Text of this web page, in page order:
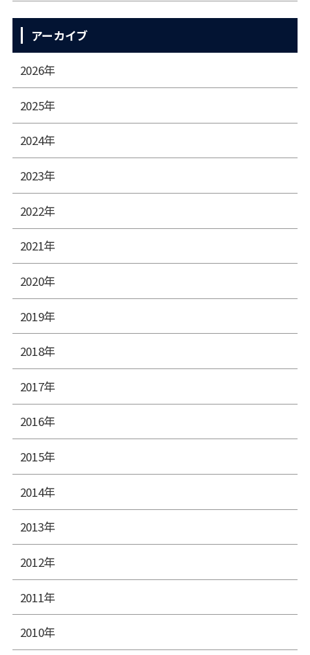
アーカイブ
2026年
2025年
2024年
2023年
2022年
2021年
2020年
2019年
2018年
2017年
2016年
2015年
2014年
2013年
2012年
2011年
2010年